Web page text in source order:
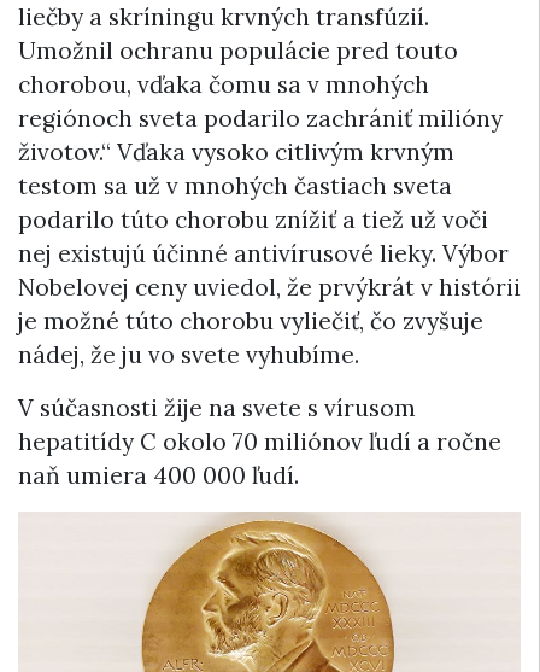
liečby a skríningu krvných transfúzií.
Umožnil ochranu populácie pred touto
chorobou, vďaka čomu sa v mnohých
regiónoch sveta podarilo zachrániť milióny
životov.“ Vďaka vysoko citlivým krvným
testom sa už v mnohých častiach sveta
podarilo túto chorobu znížiť a tiež už voči
nej existujú účinné antivírusové lieky. Výbor
Nobelovej ceny uviedol, že prvýkrát v histórii
je možné túto chorobu vyliečiť, čo zvyšuje
nádej, že ju vo svete vyhubíme.
V súčasnosti žije na svete s vírusom
hepatitídy C okolo 70 miliónov ľudí a ročne
naň umiera 400 000 ľudí.